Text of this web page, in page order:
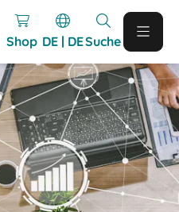
Shop DE | DESuche